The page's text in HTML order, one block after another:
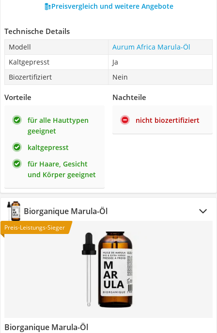
Preisvergleich und weitere Angebote
Technische Details
Modell
Aurum Africa Marula-Öl
Kaltgepresst
Ja
Biozertifiziert
Nein
Vorteile
für alle Hauttypen
geeignet
kaltgepresst
für Haare, Gesicht
und Körper geeignet
Nachteile
nicht biozertifiziert
Biorganique Marula-Öl
Preis-Leistungs-Sieger
Biorganique Marula-Öl